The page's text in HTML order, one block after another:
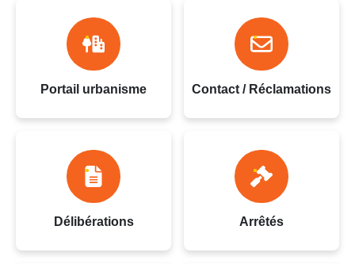
Portail urbanisme Contact / Réclamations
Délibérations Arrêtés